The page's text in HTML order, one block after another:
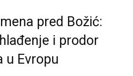
pred Božić:
i prodor
u Evropu